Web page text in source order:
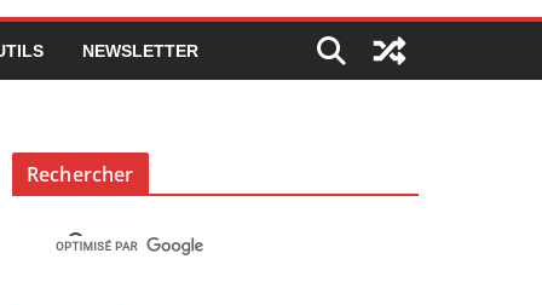
NEWSLETTER
Rechercher